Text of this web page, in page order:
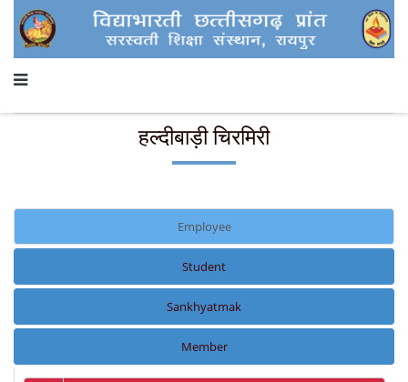
हल्दीबाड़ी चिरमिरी
Employee
Student
Sankhyatmak
Member